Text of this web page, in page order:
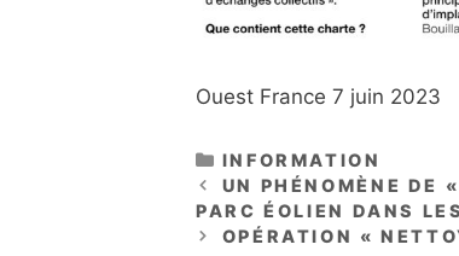
Ouest France 7 juin 2023
CATÉGORIES
INFORMATION
UN PHÉNOMÈNE DE
PARC ÉOLIEN DANS
OPÉRATION «